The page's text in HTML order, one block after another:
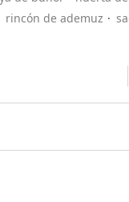
rincón de ademuz